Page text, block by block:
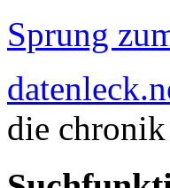
Sprung
die chronik